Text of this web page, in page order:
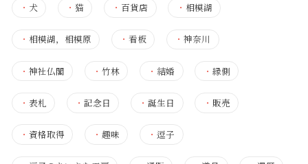
・ 犬 ・猫 ・ 百貨店 ・ 相模湖
・ 相模湖，相模原 ・看板 ・神奈川
・ 神社仏閣 ・竹林 ・結婚 ・ 縁側
・ 表札 ・記念日 ・誕生日 ・ 販売
・ 資格取得 ・趣味 ・逗子